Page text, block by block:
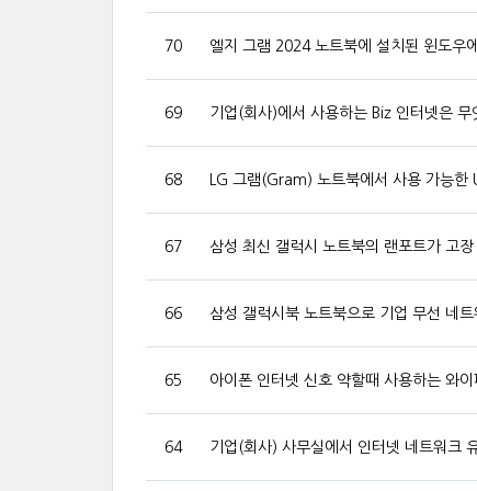
70 엘지 그램 2024 노트북에 설치된 윈도우
69 기업(회사)에서 사용하는 Biz 인터넷은
68 LG 그램(Gram) 노트북에서 사용 가능
67 삼성 최신 갤럭시 노트북의 랜포트가 고
66 삼성 갤럭시북 노트북으로 기업 무선 네
65 아이폰 인터넷 신호 약할때 사용하는 와
64 기업(회사) 사무실에서 인터넷 네트워크